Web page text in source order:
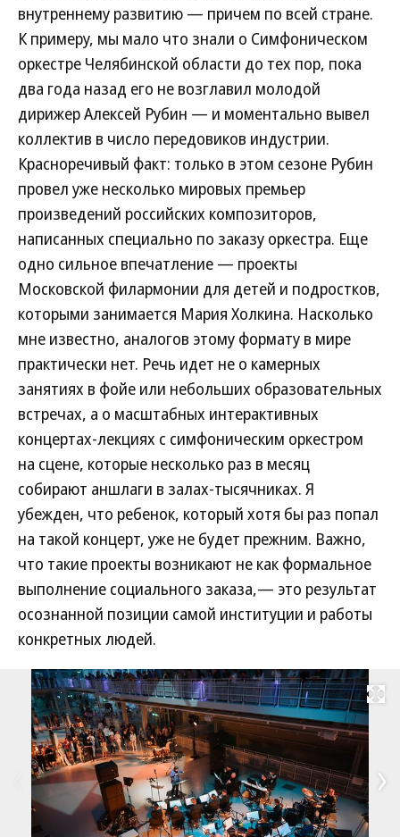
внутреннему развитию — причем по всей стране.
К примеру, мы мало что знали о Симфоническом
оркестре Челябинской области до тех пор, пока
два года назад его не возглавил молодой
дирижер Алексей Рубин — и моментально вывел
коллектив в число передовиков индустрии.
Красноречивый факт: только в этом сезоне Рубин
провел уже несколько мировых премьер
произведений российских композиторов,
написанных специально по заказу оркестра. Еще
одно сильное впечатление — проекты
Московской филармонии для детей и подростков,
которыми занимается Мария Холкина. Насколько
мне известно, аналогов этому формату в мире
практически нет. Речь идет не о камерных
занятиях в фойе или небольших образовательных
встречах, а о масштабных интерактивных
концертах-лекциях с симфоническим оркестром
на сцене, которые несколько раз в месяц
собирают аншлаги в залах-тысячниках. Я
убежден, что ребенок, который хотя бы раз попал
на такой концерт, уже не будет прежним. Важно,
что такие проекты возникают не как формальное
выполнение социального заказа,— это результат
осознанной позиции самой институции и работы
конкретных людей.
Развернуть